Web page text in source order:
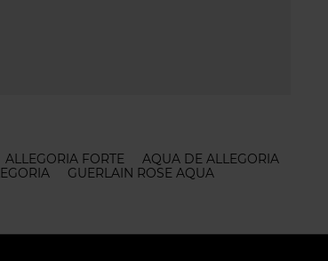
ALLEGORIA FORTE
AQUA DE ALLEGORIA
GUERLAIN ROSE AQUA